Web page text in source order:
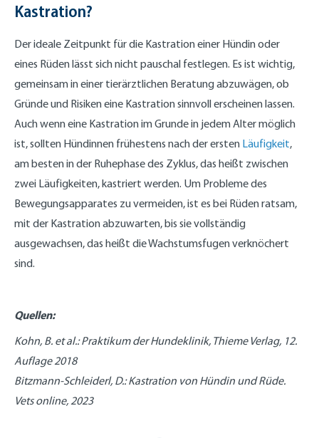
Kastration?
Der ideale Zeitpunkt für die Kastration einer Hündin oder
eines Rüden lässt sich nicht pauschal festlegen. Es ist wichtig,
gemeinsam in einer tierärztlichen Beratung abzuwägen, ob
Gründe und Risiken eine Kastration sinnvoll erscheinen lassen.
Auch wenn eine Kastration im Grunde in jedem Alter möglich
ist, sollten Hündinnen frühestens nach der ersten Läufigkeit,
am besten in der Ruhephase des Zyklus, das heißt zwischen
zwei Läufigkeiten, kastriert werden. Um Probleme des
Bewegungsapparates zu vermeiden, ist es bei Rüden ratsam,
mit der Kastration abzuwarten, bis sie vollständig
ausgewachsen, das heißt die Wachstumsfugen verknöchert
sind.
Quellen:
Kohn, B. et al.: Praktikum der Hundeklinik, Thieme Verlag, 12.
Auflage 2018
Bitzmann-Schleiderl, D.: Kastration von Hündin und Rüde.
Vets online, 2023